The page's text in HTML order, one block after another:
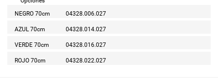
NEGRO 70cm
04328.006.027
AZUL 70cm 04328.014.027
VERDE 70cm 04328.016.027
ROJO 70cm 04328.022.027